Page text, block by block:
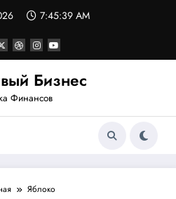
7:45:39 AM
Бизнес
Финансов
Яблоко